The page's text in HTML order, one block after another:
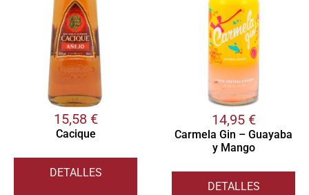
15,58 €
Cacique
DETALLES
14,95 €
Carmela Gin – Guayaba
y Mango
DETALLES